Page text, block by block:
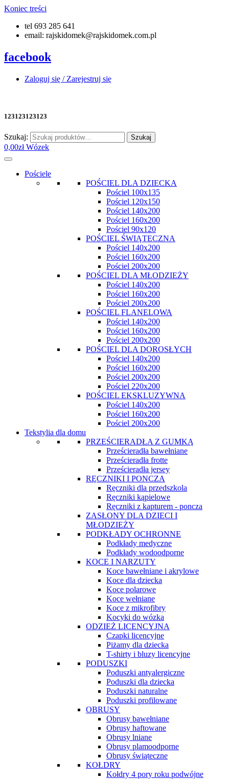
Koniec treści
tel 693 285 641
email: rajskidomek@rajskidomek.com.pl
facebook
Zaloguj się / Zarejestruj się
123123123123
Szukaj: Szukaj
0,00zł Wózek
Pościele
POŚCIEL DLA DZIECKA
Pościel 100x135
Pościel 120x150
Pościel 140x200
Pościel 160x200
Pościel 90x120
POŚCIEL ŚWIĄTECZNA
Pościel 140x200
Pościel 160x200
Pościel 200x200
POŚCIEL DLA MŁODZIEŻY
Pościel 140x200
Pościel 160x200
Pościel 200x200
POŚCIEL FLANELOWA
Pościel 140x200
Pościel 160x200
Pościel 200x200
POŚCIEL DLA DOROSŁYCH
Pościel 140x200
Pościel 160x200
Pościel 200x200
Pościel 220x200
POŚCIEL EKSKLUZYWNA
Pościel 140x200
Pościel 160x200
Pościel 200x200
Tekstylia dla domu
PRZEŚCIERADŁA Z GUMKĄ
Prześcieradła bawełniane
Prześcieradła frotte
Prześcieradła jersey
RĘCZNIKI I PONCZA
Ręczniki dla przedszkola
Ręczniki kąpielowe
Ręczniki z kapturem - poncza
ZASŁONY DLA DZIECI I
MŁODZIEŻY
PODKŁADY OCHRONNE
Podkłady medyczne
Podkłady wodoodporne
KOCE I NARZUTY
Koce bawełniane i akrylowe
Koce dla dziecka
Koce polarowe
Koce wełniane
Koce z mikrofibry
Kocyki do wózka
ODZIEŻ LICENCYJNA
Czapki licencyjne
Piżamy dla dziecka
T-shirty i bluzy licencyjne
PODUSZKI
Poduszki antyalergiczne
Poduszki dla dziecka
Poduszki naturalne
Poduszki profilowane
OBRUSY
Obrusy bawełniane
Obrusy haftowane
Obrusy lniane
Obrusy plamoodporne
Obrusy świąteczne
KOŁDRY
Kołdry 4 pory roku podwójne